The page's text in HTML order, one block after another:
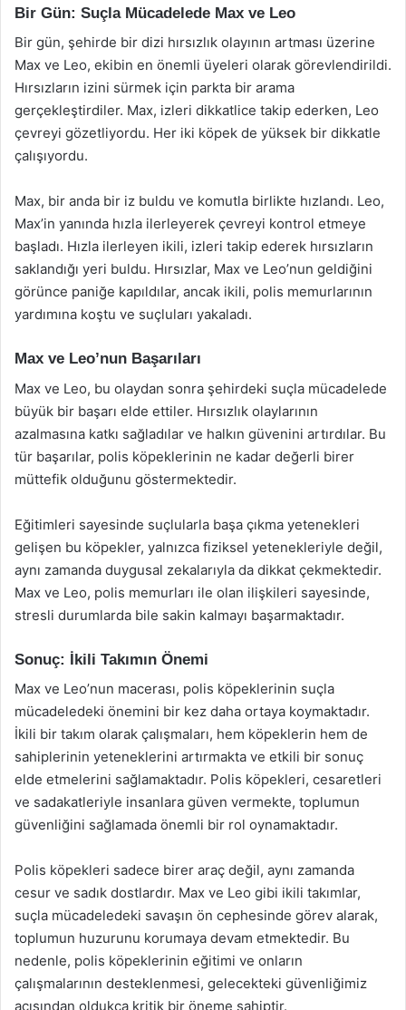
Bir Gün: Suçla Mücadelede Max ve Leo
Bir gün, şehirde bir dizi hırsızlık olayının artması üzerine
Max ve Leo, ekibin en önemli üyeleri olarak görevlendirildi.
Hırsızların izini sürmek için parkta bir arama
gerçekleştirdiler. Max, izleri dikkatlice takip ederken, Leo
çevreyi gözetliyordu. Her iki köpek de yüksek bir dikkatle
çalışıyordu.
Max, bir anda bir iz buldu ve komutla birlikte hızlandı. Leo,
Max’in yanında hızla ilerleyerek çevreyi kontrol etmeye
başladı. Hızla ilerleyen ikili, izleri takip ederek hırsızların
saklandığı yeri buldu. Hırsızlar, Max ve Leo’nun geldiğini
görünce paniğe kapıldılar, ancak ikili, polis memurlarının
yardımına koştu ve suçluları yakaladı.
Max ve Leo’nun Başarıları
Max ve Leo, bu olaydan sonra şehirdeki suçla mücadelede
büyük bir başarı elde ettiler. Hırsızlık olaylarının
azalmasına katkı sağladılar ve halkın güvenini artırdılar. Bu
tür başarılar, polis köpeklerinin ne kadar değerli birer
müttefik olduğunu göstermektedir.
Eğitimleri sayesinde suçlularla başa çıkma yetenekleri
gelişen bu köpekler, yalnızca fiziksel yetenekleriyle değil,
aynı zamanda duygusal zekalarıyla da dikkat çekmektedir.
Max ve Leo, polis memurları ile olan ilişkileri sayesinde,
stresli durumlarda bile sakin kalmayı başarmaktadır.
Sonuç: İkili Takımın Önemi
Max ve Leo’nun macerası, polis köpeklerinin suçla
mücadeledeki önemini bir kez daha ortaya koymaktadır.
İkili bir takım olarak çalışmaları, hem köpeklerin hem de
sahiplerinin yeteneklerini artırmakta ve etkili bir sonuç
elde etmelerini sağlamaktadır. Polis köpekleri, cesaretleri
ve sadakatleriyle insanlara güven vermekte, toplumun
güvenliğini sağlamada önemli bir rol oynamaktadır.
Polis köpekleri sadece birer araç değil, aynı zamanda
cesur ve sadık dostlardır. Max ve Leo gibi ikili takımlar,
suçla mücadeledeki savaşın ön cephesinde görev alarak,
toplumun huzurunu korumaya devam etmektedir. Bu
nedenle, polis köpeklerinin eğitimi ve onların
çalışmalarının desteklenmesi, gelecekteki güvenliğimiz
açısından oldukça kritik bir öneme sahiptir.